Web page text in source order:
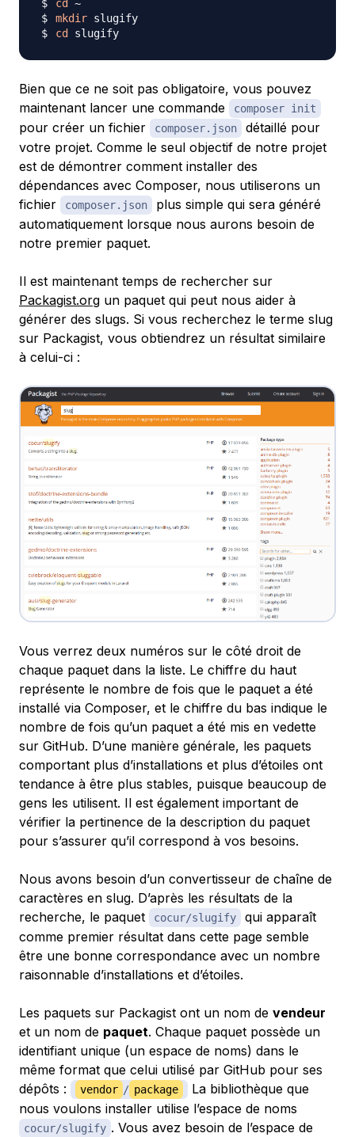
cd
mkdir
cd
Bien que ce ne soit pas obligatoire, vous pouvez
maintenant lancer une commande
composer init
pour créer un fichier composer.json
détaillé pour
votre projet. Comme le seul objectif de notre projet
est de démontrer comment installer des
dépendances avec Composer, nous utiliserons un
fichier
composer.json
plus simple qui sera généré
automatiquement lorsque nous aurons besoin de
notre premier paquet.
Il est maintenant temps de rechercher sur
Packagist.org un paquet qui peut nous aider à
générer des slugs. Si vous recherchez le terme slug
sur Packagist, vous obtiendrez un résultat similaire
à celui-ci :
Vous verrez deux numéros sur le côté droit de
chaque paquet dans la liste. Le chiffre du haut
représente le nombre de fois que le paquet a été
installé via Composer, et le chiffre du bas indique le
nombre de fois qu’un paquet a été mis en vedette
sur GitHub. D’une manière générale, les paquets
comportant plus d’installations et plus d’étoiles ont
tendance à être plus stables, puisque beaucoup de
gens les utilisent. Il est également important de
vérifier la pertinence de la description du paquet
pour s’assurer qu’il correspond à vos besoins.
Nous avons besoin d’un convertisseur de chaîne de
caractères en slug. D’après les résultats de la
recherche, le paquet
cocur/slugify
qui apparaît
comme premier résultat dans cette page semble
être une bonne correspondance avec un nombre
raisonnable d’installations et d’étoiles.
Les paquets sur Packagist ont un nom de vendeur
et un nom de paquet. Chaque paquet possède un
identifiant unique (un espace de noms) dans le
même format que celui utilisé par GitHub pour ses
dépôts :
vendor / package
La bibliothèque que
nous voulons installer utilise l’espace de noms
cocur/slugify . Vous avez besoin de l’espace de